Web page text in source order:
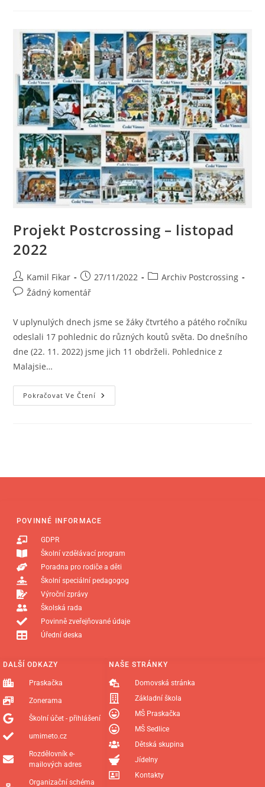
Projekt Postcrossing – listopad
2022
Kamil Fikar 27/11/2022
Archiv Postcrossing
Žádný komentář
V uplynulých dnech jsme se žáky čtvrtého a pátého ročníku
odeslali 17 pohlednic do různých koutů světa. Do dnešního
dne (22. 11. 2022) jsme jich 11 obdrželi. Pohlednice z
Malajsie…
Pokračovat Ve Čtení
NAŠE STRÁNKY
Domovská stránka
Základní škola
MŠ Praskačka
MŠ Sedlice
Dětská skupina
Jídelny
Kontakty
DALŠÍ ODKAZY
Praskačka
Zonerama
Školní účet - přihlášení
umimeto.cz
Rozdělovník e-
mailových adres
Organizační schéma
POVINNÉ INFORMACE
GDPR
Školní vzdělávací program
Poradna pro rodiče a děti
Školní speciální pedagogog
Výroční zprávy
Školská rada
Povinně zveřejňované údaje
Úřední deska